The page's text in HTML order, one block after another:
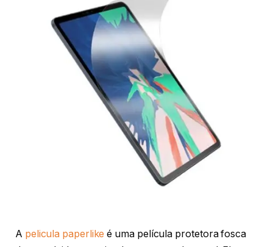
A pelicula paperlike é uma película protetora fosca